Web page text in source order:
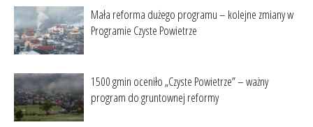
Mała reforma dużego programu – kolejne zmiany w
Programie Czyste Powietrze
1500 gmin oceniło „Czyste Powietrze” – ważny
program do gruntownej reformy